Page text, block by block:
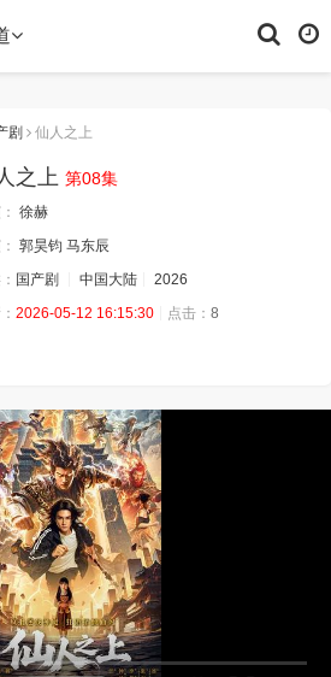
剧 仙人之上
之上 第08集
徐赫
郭昊钧 马东辰
国产剧 中国大陆
2026
2026-05-12 16:15:30 点击： 8